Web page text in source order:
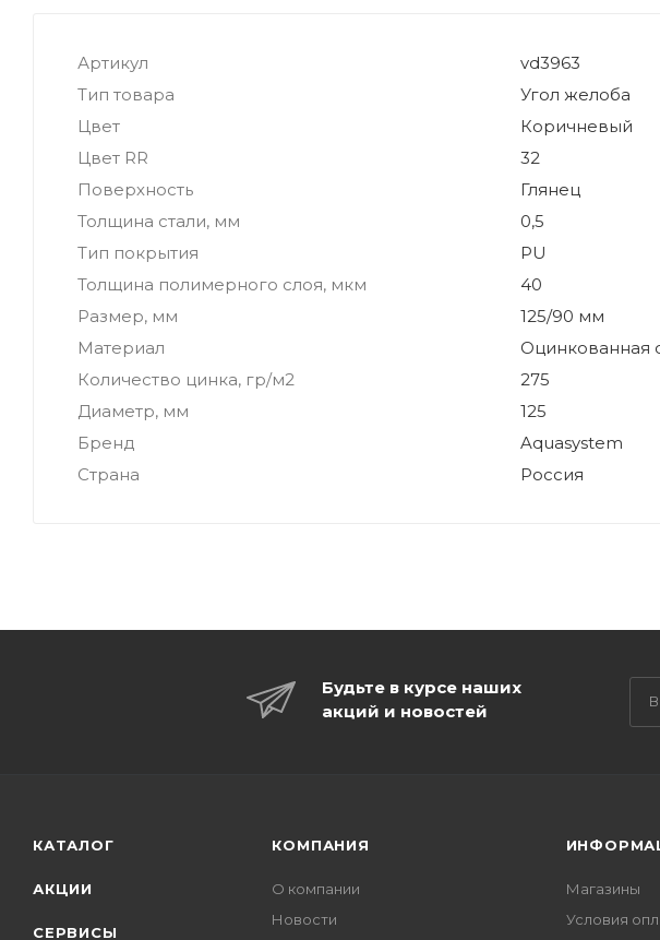
Артикул
vd3963
Тип товара
Угол желоба
Цвет
Коричневый
Цвет RR
32
Поверхность
Глянец
Толщина стали, мм
0,5
Тип покрытия
PU
Толщина полимерного слоя, мкм
40
Размер, мм
125/90 мм
Материал
Оцинкованная
Количество цинка, гр/м2
275
Диаметр, мм
125
Бренд
Aquasystem
Страна
Россия
Будьте в курсе наших
акций и новостей
КАТАЛОГ
АКЦИИ
СЕРВИСЫ
КОМПАНИЯ
О компании
Новости
Магазины
Условия